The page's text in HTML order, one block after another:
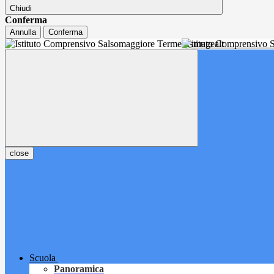
Chiudi
Conferma
Annulla Conferma
Istituto Comprensivo
close
Scuola
Panoramica